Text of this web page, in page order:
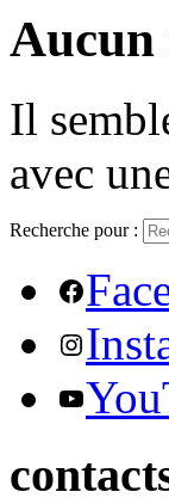
Aucun
Il
avec
Recherche pour :